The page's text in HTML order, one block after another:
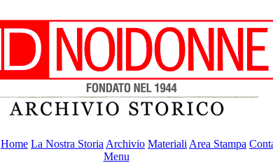
Home La Nostra Storia Archivio Materiali Area Stampa
Menu